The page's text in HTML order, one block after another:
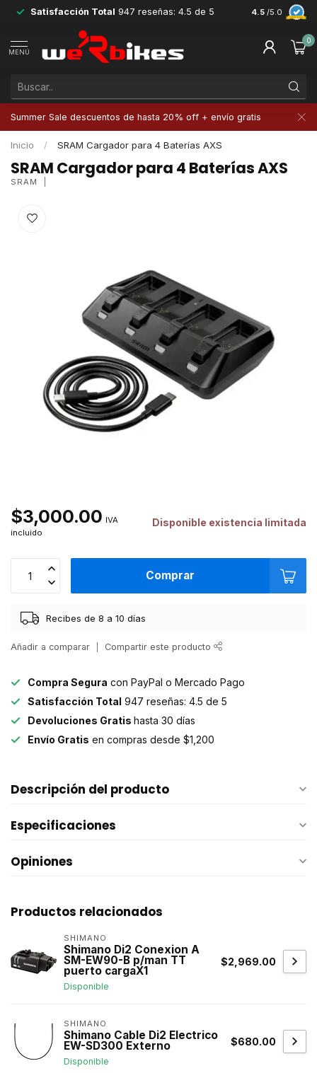
Satisfacción Total 947 reseñas: 4.5 de 5 4.5 /5.0
MENÚ
0
Summer Sale descuentos de hasta 20% off + envío gratis
Inicio / SRAM Cargador para 4 Baterías AXS
SRAM Cargador para 4 Baterías AXS
SRAM
$3,000.00 IVA
incluido
Disponible existencia limitada
Comprar
Recibes de 8 a 10 días
Añadir a comparar Compartir este producto
Compra Segura con PayPal o Mercado Pago
Satisfacción Total 947 reseñas: 4.5 de 5
Devoluciones Gratis hasta 30 días
Envío Gratis en compras desde $1,200
Descripción del producto
Especificaciones
Opiniones
Productos relacionados
SHIMANO
Shimano Di2 Conexion A
SM-EW90-B p/man TT
puerto cargaX1
Disponible
$2,969.00
SHIMANO
Shimano Cable Di2 Electrico
EW-SD300 Externo
Disponible
$680.00